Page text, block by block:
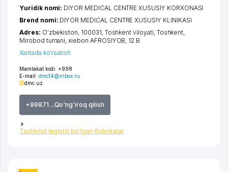
Mamlakat kodi: +998
E-mail: dmc14@inbox.ru
dmc.uz
+99871 ...Qo'ng'iroq qilish
Tashkilot tegishli bo'lgan Rubrikalar
Yuridik nomi: DIYOR MEDICAL CENTRE XUSUSIY KORXONASI
Brend nomi: DIYOR MEDICAL CENTRE XUSUSIY KLINIKASI
Adres: O'zbekiston, 100031, Toshkent viloyati Toshkent
Mirobod tumani ,xiеbon AFROSIYOB , 12 B
Xaritada ko'rsatish